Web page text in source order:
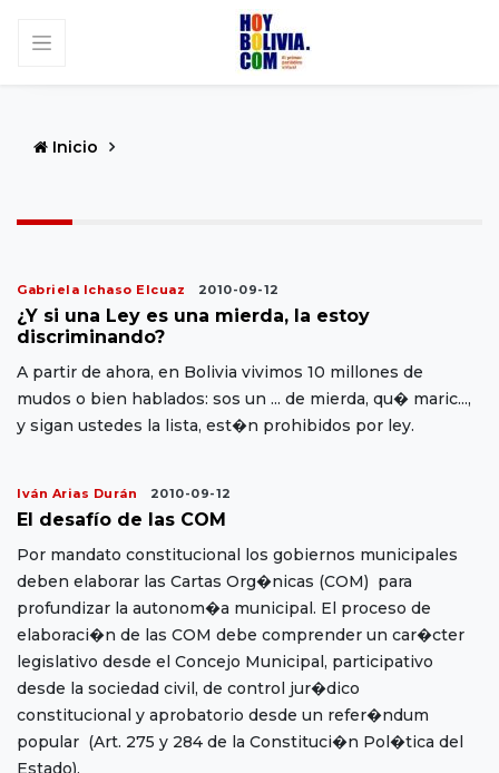
Inicio
Gabriela Ichaso Elcuaz 2010-09-12
¿Y si una Ley es una mierda, la estoy
discriminando?
A partir de ahora, en Bolivia vivimos 10 millones de
mudos o bien hablados: sos un ... de mierda, qu� maric...,
y sigan ustedes la lista, est�n prohibidos por ley.
Iván Arias Durán 2010-09-12
El desafío de las COM
Por mandato constitucional los gobiernos municipales
deben elaborar las Cartas Org�nicas (COM) para
profundizar la autonom�a municipal. El proceso de
elaboraci�n de las COM debe comprender un car�cter
legislativo desde el Concejo Municipal, participativo
desde la sociedad civil, de control jur�dico
constitucional y aprobatorio desde un refer�ndum
popular (Art. 275 y 284 de la Constituci�n Pol�tica del
Estado).